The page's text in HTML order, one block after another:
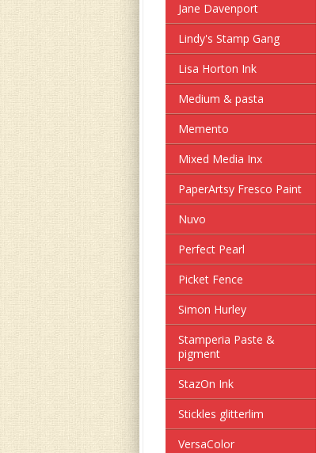
Jane Davenport
Lindy's Stamp Gang
Lisa Horton Ink
Medium & pasta
Memento
Mixed Media Inx
PaperArtsy Fresco Paint
Nuvo
Perfect Pearl
Picket Fence
Simon Hurley
Stamperia Paste &
pigment
StazOn Ink
Stickles glitterlim
VersaColor